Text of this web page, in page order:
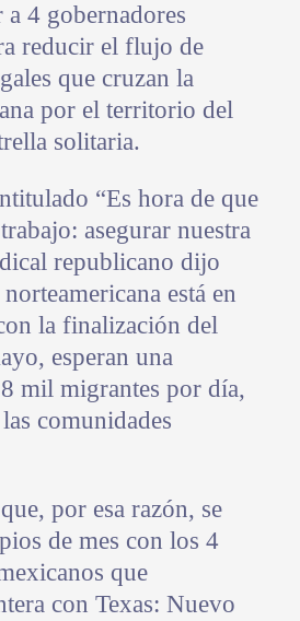
4 gobernadores
reducir el flujo de
que cruzan la
por el territorio del
solitaria.
“Es hora de que
asegurar nuestra
republicano dijo
está en
la finalización del
esperan una
mil migrantes por día,
comunidades
por esa razón, se
de mes con los 4
que
con Texas: Nuevo